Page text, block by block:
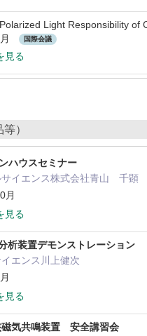
Light Responsibility of
国際会議
見る
）
ハウスセミナー
サイエンス株式会社青山 千顕
月
見る
析装置デモンストレーション
エンス川上健次
見る
磁気共鳴装置 安全講習会